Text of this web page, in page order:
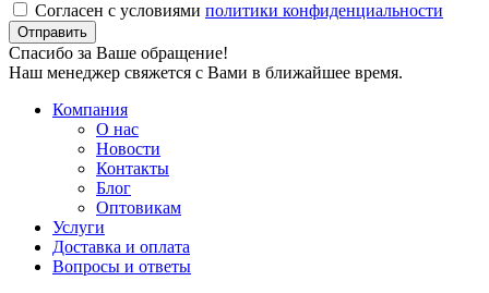
Согласен с условиями политики конфиденциальности
Отправить
Спасибо за Ваше обращение!
Наш менеджер свяжется с Вами в ближайшее время.
Компания
О нас
Новости
Контакты
Блог
Оптовикам
Услуги
Доставка и оплата
Вопросы и ответы